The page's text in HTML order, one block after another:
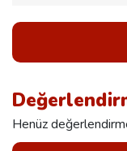
Henüz